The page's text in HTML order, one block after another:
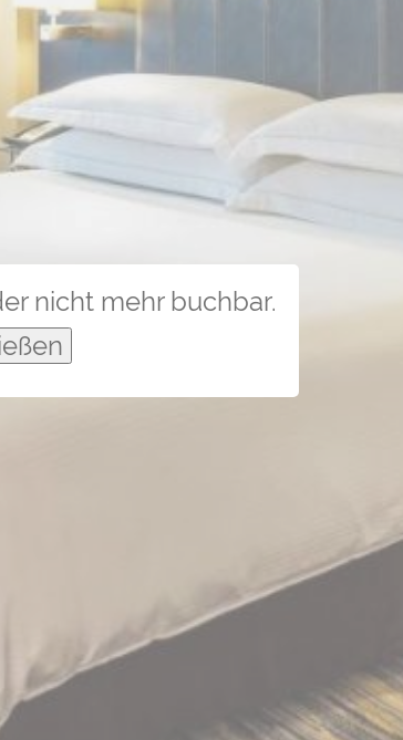
nicht mehr buchbar.